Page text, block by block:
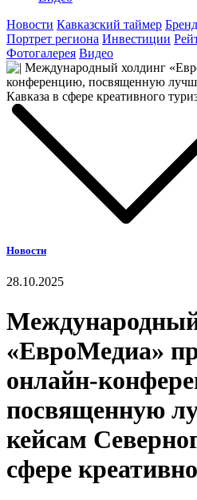
Новости Кавказский таймер
Портрет региона Инвестиции
Фотогалерея Видео
Новости
28.10.2025
«ЕвроМедиа»
онлайн-
посвященную
кейсам
сфере